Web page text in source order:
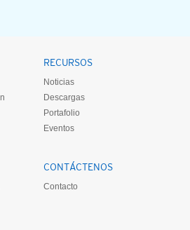
RECURSOS
Noticias
Descargas
Portafolio
Eventos
CONTÁCTENOS
Contacto